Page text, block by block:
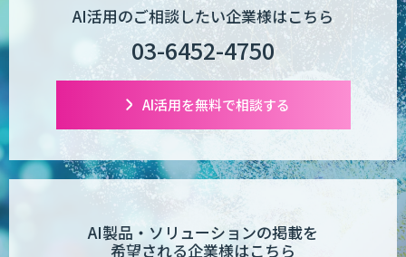
AI活用のご相談したい企業様はこちら
03-6452-4750
AI活用を無料で相談する
AI製品・ソリューションの掲載を
希望される企業様はこちら